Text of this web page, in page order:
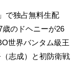
で独占無料生配
のドヘニーが26
世界バンタム級王
志成）と初防衛戦